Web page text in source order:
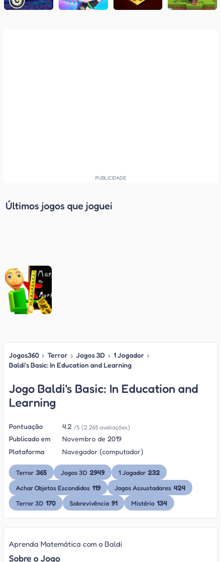
Últimos jogos que joguei
Jogos360 › Terror › Jogos 3D › 1 Jogador ›
Baldi's Basic: In Education and Learning
Jogo Baldi's Basic: In Education and
Learning
Pontuação 4.2 /5 (2.265 avaliações)
Publicado em
Novembro de 2019
Plataforma
Navegador (computador)
Terror 365 Jogos 3D 2949 1 Jogador 232
Achar Objetos Escondidos 119 Jogos Assustadores 424
Terror 3D 170 Sobrevivência 91 Mistério 134
Aprenda Matemática com o Baldi
Sobre o Jogo